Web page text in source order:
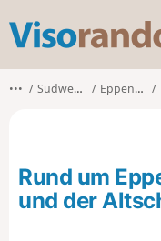
••• Südwestpfalz Eppenbrunn
Rund um
und der